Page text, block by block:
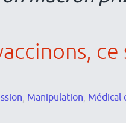
ce
, Manipulation, Médical